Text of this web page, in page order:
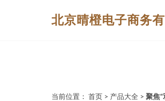
北京晴橙电子商务
当前位置： 首页 > 产品大全 > 聚焦